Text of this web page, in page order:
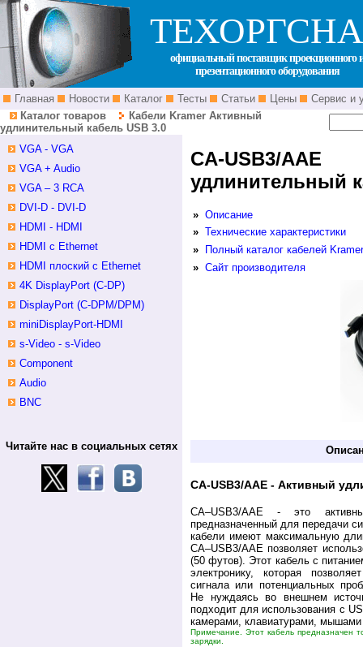
официальный поставщик проекционного
презентационного оборудования
Главная Новости Каталог Тесты Статьи Цены
Сервис и
Каталог товаров
Кабели Kramer Активный
удлинительный кабель USB 3.0
CA-USB3/
удлинительный
» Описание
» Технические характеристики
»
Полный каталог кабелей Kramer
» Сайт производителя
CA-USB3/AAE - Активный
CA–USB3/AAE - это
предназначенный для передачи
кабели имеют максимальную
CA–USB3/AAE позволяет
(50 футов). Этот кабель с
электронику, которая
сигнала или потенциальных
Не нуждаясь во внешнем
подходит для использования с
камерами, клавиатурами, мышами
Примечание. Этот кабель предназначен
зарядки.
VGA - VGA
VGA + Audio
VGA – 3 RCA
DVI-D - DVI-D
HDMI - HDMI
HDMI c Ethernet
HDMI плоский с Ethernet
4K DisplayPort (C-DP)
DisplayPort (C-DPM/DPM)
miniDisplayPort-HDMI
s-Video - s-Video
Component
Audio
BNC
Читайте нас в социальных сетях